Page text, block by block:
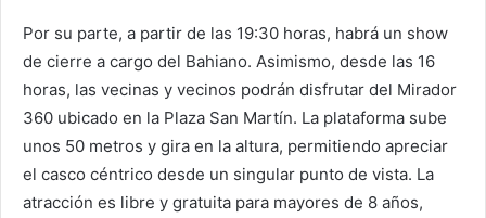
Por su parte, a partir de las 19:30 horas, habrá un show
de cierre a cargo del Bahiano. Asimismo, desde las 16
horas, las vecinas y vecinos podrán disfrutar del Mirador
360 ubicado en la Plaza San Martín. La plataforma sube
unos 50 metros y gira en la altura, permitiendo apreciar
el casco céntrico desde un singular punto de vista. La
atracción es libre y gratuita para mayores de 8 años,